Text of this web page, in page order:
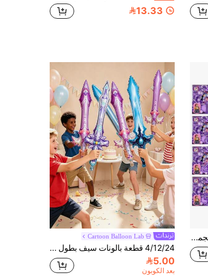
13.33
KPop Demon Hunters مجموعة بالونات قوس باللون البنفسجي، بالونات رقائق الألومنيوم بموضوع الفتاة الرائعة لحفلات أعياد الميلاد الكبيرة، بالونات رقائق الأرقام بموضوع الفتاة الموسيقية، لوازم حفلات أعياد ميلاد الأطفال، مجموعة هدايا ديكور Cartoon Balloon Lab
4/12/24 قطعة بالونات سيف بطول 80 سم بتصميم عشوائي، بالونات قابلة للنفخ على شكل سيف قرصان، ديكور حفلة عيد ميلاد، هدية حفلة قرصان، مناسبة لحفلات المواضيع، عيد الميلاد، السباحة، الهالوين، ديكور المسرح والإكسسوارات
5.00
بعد الكوبون